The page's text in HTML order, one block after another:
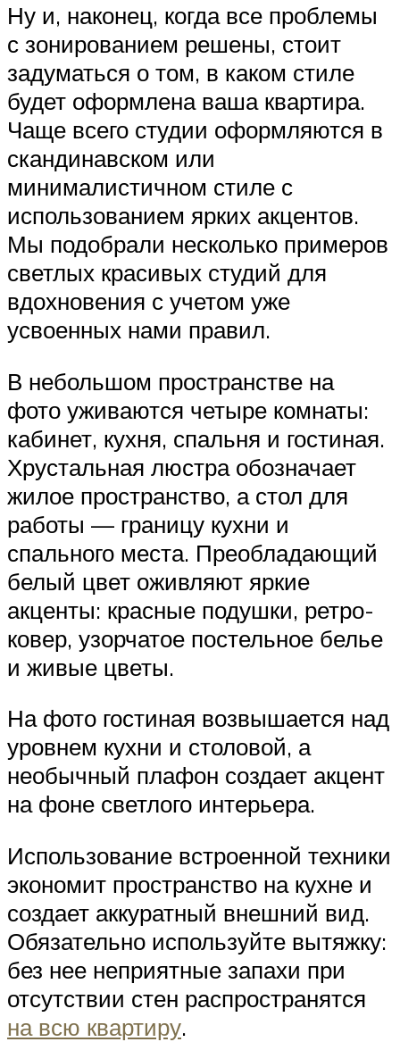
Ну и, наконец, когда все проблемы
с зонированием решены, стоит
задуматься о том, в каком стиле
будет оформлена ваша квартира.
Чаще всего студии оформляются в
скандинавском или
минималистичном стиле с
использованием ярких акцентов.
Мы подобрали несколько примеров
светлых красивых студий для
вдохновения с учетом уже
усвоенных нами правил.
В небольшом пространстве на
фото уживаются четыре комнаты:
кабинет, кухня, спальня и гостиная.
Хрустальная люстра обозначает
жилое пространство, а стол для
работы — границу кухни и
спального места. Преобладающий
белый цвет оживляют яркие
акценты: красные подушки, ретро-
ковер, узорчатое постельное белье
и живые цветы.
На фото гостиная возвышается над
уровнем кухни и столовой, а
необычный плафон создает акцент
на фоне светлого интерьера.
Использование встроенной техники
экономит пространство на кухне и
создает аккуратный внешний вид.
Обязательно используйте вытяжку:
без нее неприятные запахи при
отсутствии стен распространятся
на всю квартиру.